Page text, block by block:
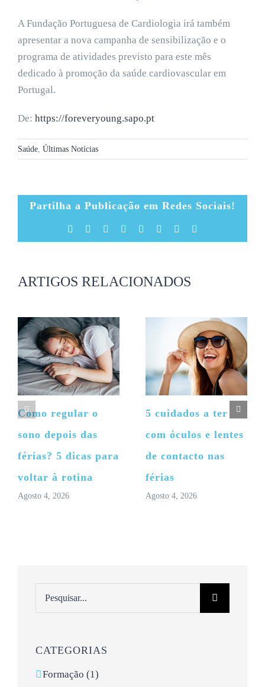
A Fundação Portuguesa de Cardiologia irá também
apresentar a nova campanha de sensibilização e o
programa de atividades previsto para este mês
dedicado à promoção da saúde cardiovascular em
Portugal.
De: https://foreveryoung.sapo.pt
Saúde Últimas Notícias
Partilha a Publicação em Redes Sociais!
Facebook Reddit LinkedIn
TumblrPinterest
ARTIGOS RELACIONADOS
Como regular o
sono depois das
férias? 5 dicas para
voltar à rotina
Agosto 4, 2026
5 cuidados a ter
com óculos e lentes
de contacto nas
férias
Agosto 4, 2026
CATEGORIAS
Formação (1)